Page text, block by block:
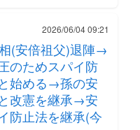
2026/06/04 09:21
(安倍祖父)退陣→
のためスパイ防
始める→孫の安
改憲を継承→安
防止法を継承(今